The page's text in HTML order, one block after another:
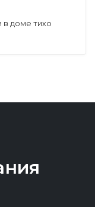
в доме тихо